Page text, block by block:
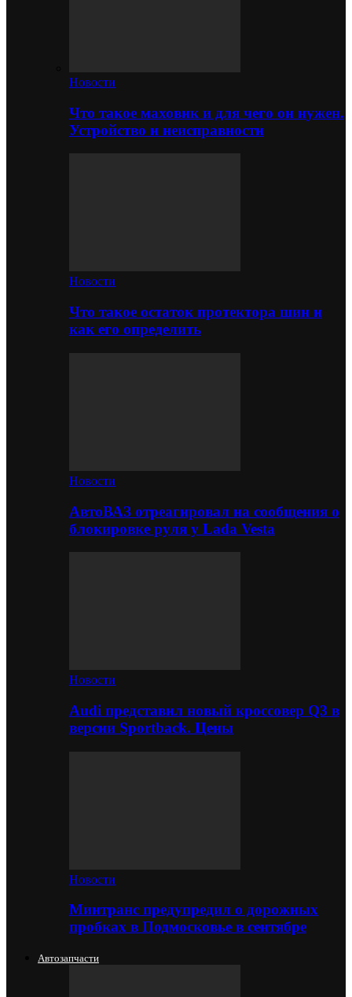
Новости
Что такое маховик и для чего он нужен.
Устройство и неисправности
Новости
Что такое остаток протектора шин и
как его определить
Новости
АвтоВАЗ отреагировал на сообщения о
блокировке руля у Lada Vesta
Новости
Audi представил новый кроссовер Q3 в
версии Sportback. Цены
Новости
Минтранс предупредил о дорожных
пробках в Подмосковье в сентябре
Автозапчасти